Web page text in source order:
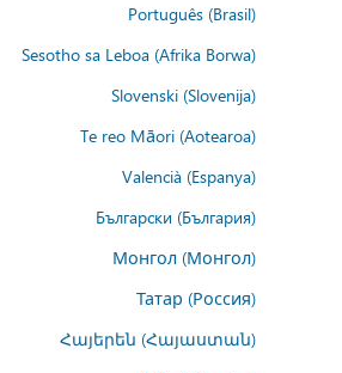
Português (Brasil)
Sesotho sa Leboa (Afrika Borwa)
Slovenski (Slovenija)
Te reo Māori (Aotearoa)
Valencià (Espanya)
Български (България)
Монгол (Монгол)
Татар (Россия)
Հայերեն (Հայաստան)